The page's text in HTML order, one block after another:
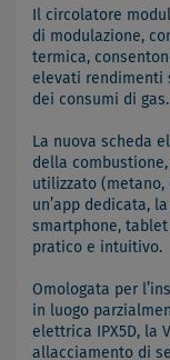
Il circolatore
di modulazione,
termica,
elevati rendimenti
dei consumi di gas.
La nuova scheda
della
utilizzato (metano,
un’app dedicata,
smartphone,
pratico e intuitivo.
Omologata per
in luogo
elettrica IPX5D, la
allacciamento di